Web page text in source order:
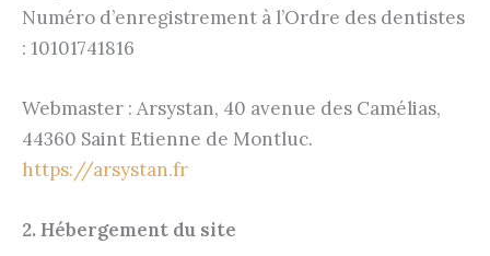
Numéro d’enregistrement à l’Ordre des dentistes
: 10101741816
Webmaster : Arsystan, 40 avenue des Camélias,
44360 Saint Etienne de Montluc.
https://arsystan.fr
2. Hébergement du site